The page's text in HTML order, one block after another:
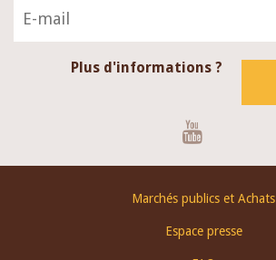
Plus d'informations ?
Marchés publics et Achats
Espace presse